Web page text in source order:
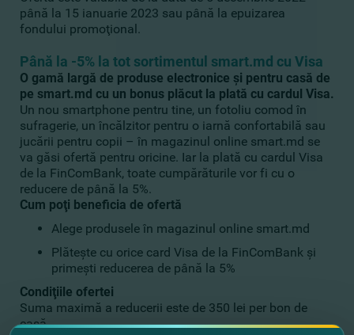
până la 15 ianuarie 2023 sau până la epuizarea
fondului promoţional.
Până la -5% la tot sortimentul smart.md cu Visa
O gamă largă de produse electronice şi pentru casă de
pe smart.md cu un bonus plăcut la plată cu cardul Visa.
Un nou smartphone pentru tine, un fotoliu comod în
sufragerie, un încălzitor pentru o iarnă confortabilă sau
jucării pentru copii – în magazinul online smart.md se
va găsi ofertă pentru oricine. Iar la plată cu cardul Visa
de la FinComBank, toate cumpărăturile vor fi cu o
reducere de până la 5%.
Cum poţi beneficia de ofertă
Alege produsele în magazinul online smart.md
Plăteşte cu orice card Visa de la FinComBank şi
primeşti reducerea de până la 5%
Condiţiile ofertei
Suma maximă a reducerii este de 350 lei per bon de
casă.